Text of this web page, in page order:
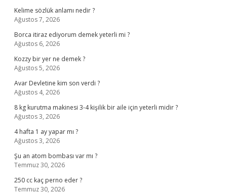
Kelime sözlük anlamı nedir ?
Ağustos 7, 2026
Borca itiraz ediyorum demek yeterli mi ?
Ağustos 6, 2026
Kozzy bir yer ne demek ?
Ağustos 5, 2026
Avar Devletine kim son verdi ?
Ağustos 4, 2026
8 kg kurutma makinesi 3-4 kişilik bir aile için yeterli midir ?
Ağustos 3, 2026
4 hafta 1 ay yapar mı ?
Ağustos 3, 2026
Şu an atom bombası var mı ?
Temmuz 30, 2026
250 cc kaç perno eder ?
Temmuz 30, 2026